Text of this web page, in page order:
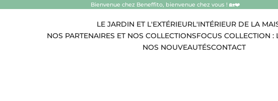
Bienvenue chez Beneffito, bienvenue chez vous ! 🏡❤️
LE JARDIN ET L'EXTÉRIEURL'INTÉRIEUR DE LA
NOS PARTENAIRES ET NOS COLLECTIONSFOCUS COLLECTION :
NOS NOUVEAUTÉSCONTACT